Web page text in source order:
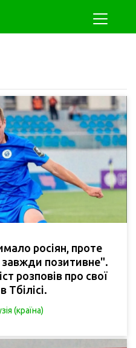
росіян, проте
завжди позитивне".
розповів про свої
Тбілісі.
(країна)